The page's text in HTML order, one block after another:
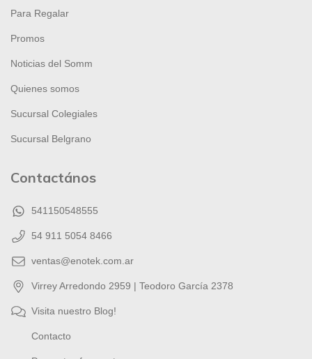
Para Regalar
Promos
Noticias del Somm
Quienes somos
Sucursal Colegiales
Sucursal Belgrano
Contactános
541150548555
54 911 5054 8466
ventas@enotek.com.ar
Virrey Arredondo 2959 | Teodoro García 2378
Visita nuestro Blog!
Contacto